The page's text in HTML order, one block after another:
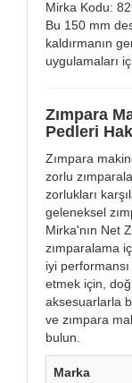
Mirka Kodu:
Bu 150 mm
kaldırmanın
uygulamaları
Zımpara
Pedleri
Zımpara
zorlu
zorlukları
geleneksel
Mirka'nın Net
zımparalama
iyi
etmek için,
aksesuarlarla
ve zımpara
bulun.
Marka